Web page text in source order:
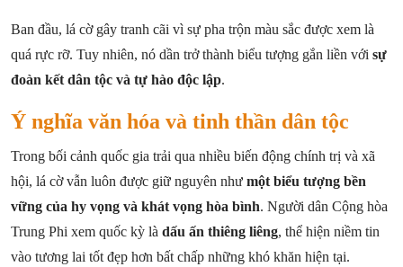
Ban đầu, lá cờ gây tranh cãi vì sự pha trộn màu sắc được xem là
quá rực rỡ. Tuy nhiên, nó dần trở thành biểu tượng gắn liền với sự
đoàn kết dân tộc và tự hào độc lập.
Ý nghĩa văn hóa và tinh thần dân tộc
Trong bối cảnh quốc gia trải qua nhiều biến động chính trị và xã
hội, lá cờ vẫn luôn được giữ nguyên như một biểu tượng bền
vững của hy vọng và khát vọng hòa bình. Người dân Cộng hòa
Trung Phi xem quốc kỳ là dấu ấn thiêng liêng, thể hiện niềm tin
vào tương lai tốt đẹp hơn bất chấp những khó khăn hiện tại.